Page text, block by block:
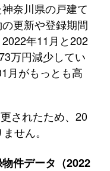
奈川県の戸建て
更新や登録期間
年11月と202
万円減少してい
月がもっとも高
されたため、20
せん。
件データ（2022年